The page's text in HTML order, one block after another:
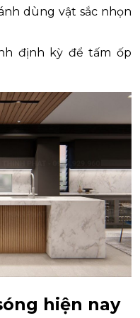
dùng vật sắc nhọn
định kỳ để tấm ốp
hiện nay